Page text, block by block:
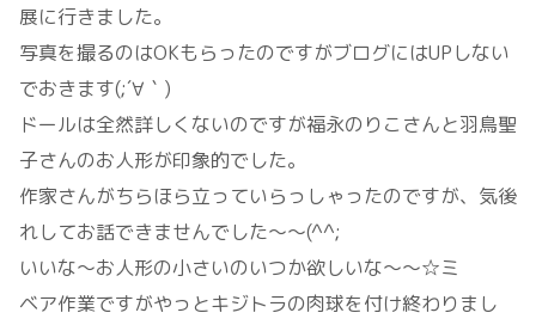
展に行きました。
写真を撮るのはOKもらったのですがブログにはUPしない
でおきます(;´∀｀)
ドールは全然詳しくないのですが福永のりこさんと羽鳥聖
子さんのお人形が印象的でした。
作家さんがちらほら立っていらっしゃったのですが、気後
れしてお話できませんでした～～(^^;
いいな～お人形の小さいのいつか欲しいな～～☆ミ
ベア作業ですがやっとキジトラの肉球を付け終わりまし